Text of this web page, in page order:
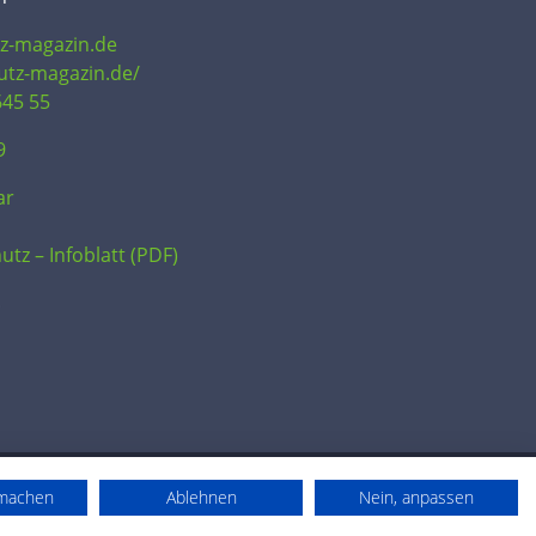
magazin.de
magazin.de/
55
– Infoblatt (PDF)
Ablehnen Nein, anpassen